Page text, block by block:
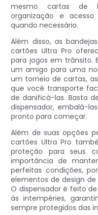
mesmo cartas de
organização e
quando necessário.
Além disso, as
cartões Ultra Pro
para jogos em trânsito.
um amigo para uma
um torneio de cartas,
que você transporte
de danificá-las. Basta
dispensador, embalá-
pronto para começar.
Além de suas opções
cartões Ultra Pro
proteção para seus
importância de
perfeitas condições,
elementos de design
O dispensador é feito
às intempéries,
sempre protegidos das